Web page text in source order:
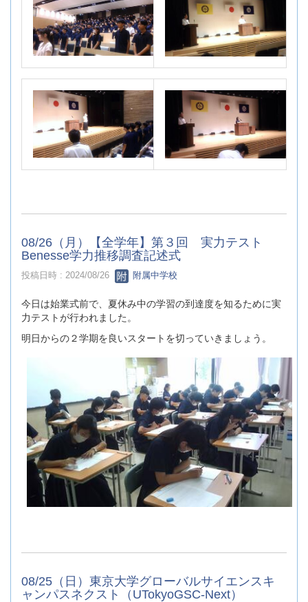
08/26（月）【全学年】第３回 実力テスト
Benesse学力推移調査記述式
投稿日時 : 2024/08/26 附属中学校
今日は始業式前で、夏休み中の学習の到達度を知るために実
力テストが行われました。
明日からの２学期を良いスタートを切っていきましょう。
08/25（日）東京大学グローバルサイエンスキ
ャンパスネクスト（UTokyoGSC‐Next）